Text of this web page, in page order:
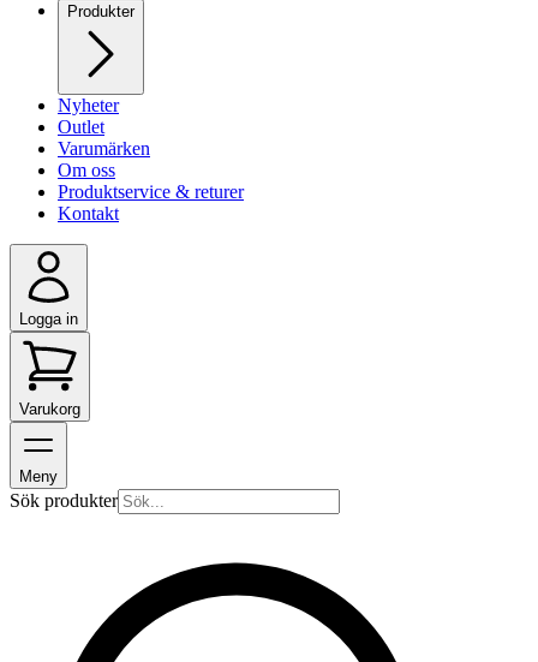
Produkter
Nyheter
Outlet
Varumärken
Om oss
Produktservice & returer
Kontakt
Logga in
Varukorg
Meny
Sök produkter